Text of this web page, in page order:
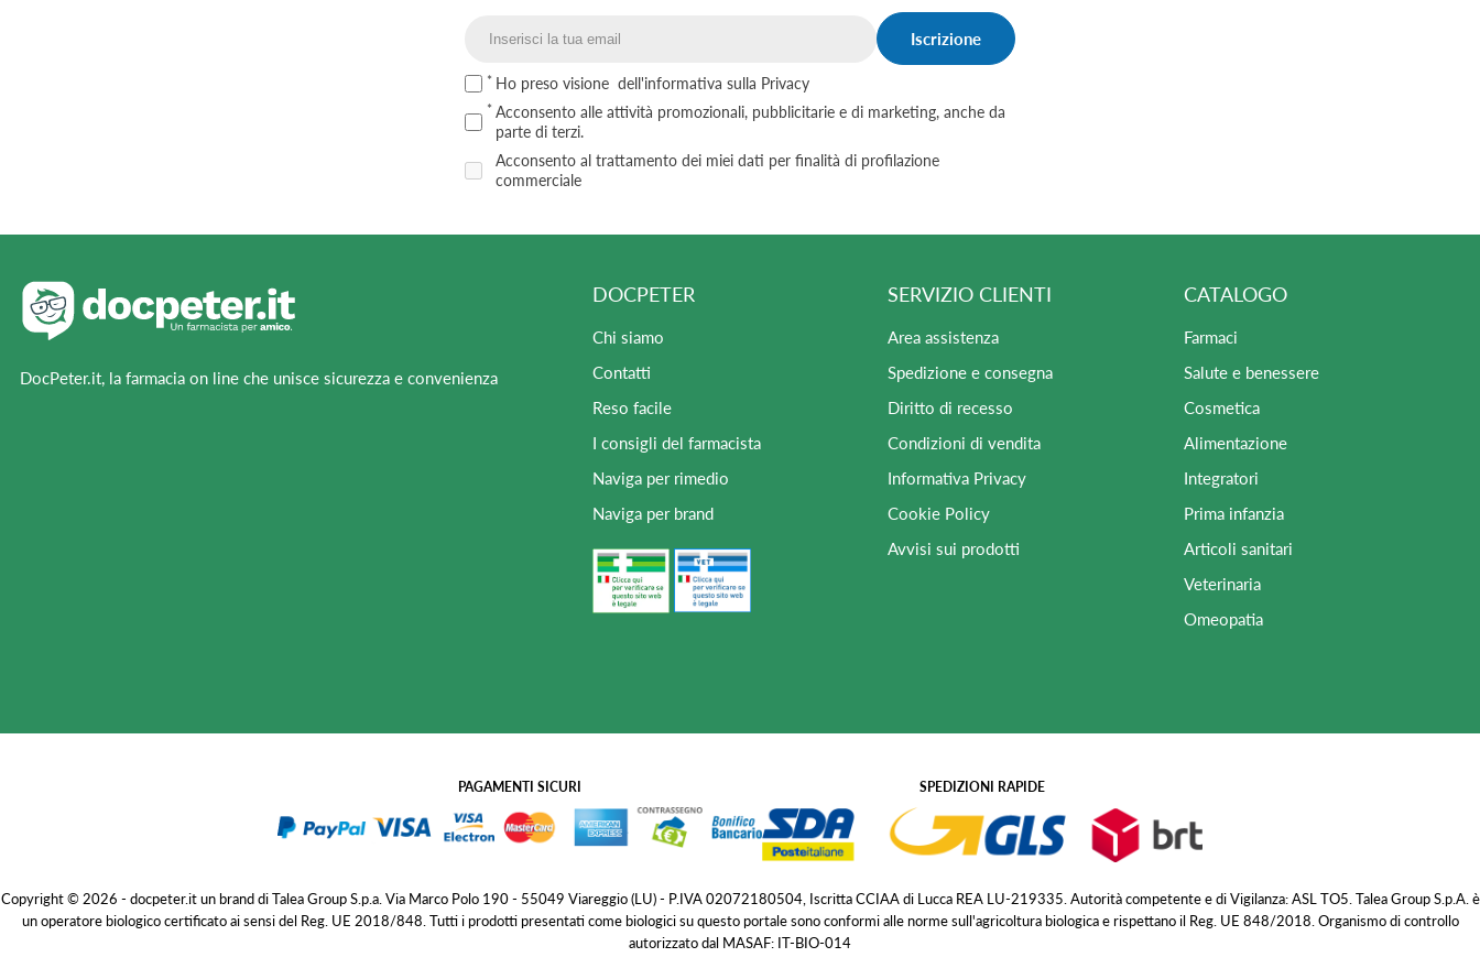
Iscrizione
Ho preso visione dell'informativa sulla Privacy
Acconsento alle attività promozionali, pubblicitarie e di marketing, anche da
parte di terzi.
Acconsento al trattamento dei miei dati per finalità di profilazione
commerciale
DocPeter.it, la farmacia on line che unisce sicurezza e convenienza
DOCPETER
Chi siamo
Contatti
Reso facile
I consigli del farmacista
Naviga per rimedio
Naviga per brand
SERVIZIO CLIENTI
Area assistenza
Spedizione e consegna
Diritto di recesso
Condizioni di vendita
Informativa Privacy
Cookie Policy
Avvisi sui prodotti
CATALOGO
Farmaci
Salute e benessere
Cosmetica
Alimentazione
Integratori
Prima infanzia
Articoli sanitari
Veterinaria
Omeopatia
PAGAMENTI SICURI SPEDIZIONI RAPIDE
Copyright © 2026 - docpeter.it un brand di Talea Group S.p.a. Via Marco Polo 190 - 55049 Viareggio (LU) - P.IVA 02072180504, Iscritta CCIAA di Lucca REA LU-219335. Autorità competente e di Vigilanza: ASL TO5. Talea Group S.p.A. è
un operatore biologico certificato ai sensi del Reg. UE 2018/848. Tutti i prodotti presentati come biologici su questo portale sono conformi alle norme sull'agricoltura biologica e rispettano il Reg. UE 848/2018. Organismo di controllo
autorizzato dal MASAF: IT-BIO-014